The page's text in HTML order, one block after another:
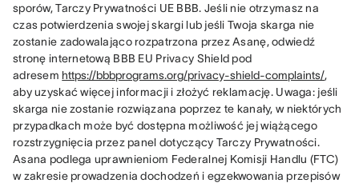
sporów, Tarczy Prywatności UE BBB. Jeśli nie otrzymasz na
czas potwierdzenia swojej skargi lub jeśli Twoja skarga nie
zostanie zadowalająco rozpatrzona przez Asanę, odwiedź
stronę internetową BBB EU Privacy Shield pod
adresem https://bbbprograms.org/privacy-shield-complaints/,
aby uzyskać więcej informacji i złożyć reklamację. Uwaga: jeśli
skarga nie zostanie rozwiązana poprzez te kanały, w niektórych
przypadkach może być dostępna możliwość jej wiążącego
rozstrzygnięcia przez panel dotyczący Tarczy Prywatności.
Asana podlega uprawnieniom Federalnej Komisji Handlu (FTC)
w zakresie prowadzenia dochodzeń i egzekwowania przepisów